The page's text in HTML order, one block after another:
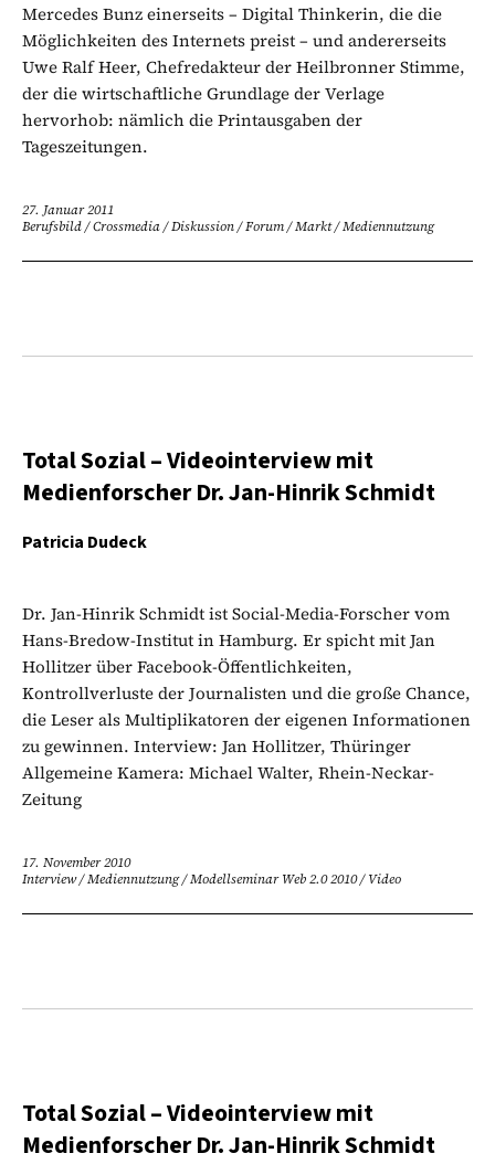
Mercedes Bunz einerseits – Digital Thinkerin, die die
Möglichkeiten des Internets preist – und andererseits
Uwe Ralf Heer, Chefredakteur der Heilbronner Stimme,
der die wirtschaftliche Grundlage der Verlage
hervorhob: nämlich die Printausgaben der
Tageszeitungen.
27. Januar 2011
Berufsbild/Crossmedia/Diskussion/Forum/Markt/Mediennutzung
Total Sozial – Videointerview mit
Medienforscher Dr. Jan-Hinrik Schmidt
Patricia Dudeck
Dr. Jan-Hinrik Schmidt ist Social-Media-Forscher vom
Hans-Bredow-Institut in Hamburg. Er spicht mit Jan
Hollitzer über Facebook-Öffentlichkeiten,
Kontrollverluste der Journalisten und die große Chance,
die Leser als Multiplikatoren der eigenen Informationen
zu gewinnen. Interview: Jan Hollitzer, Thüringer
Allgemeine Kamera: Michael Walter, Rhein-Neckar-
Zeitung
17. November 2010
Interview/Mediennutzung/Modellseminar Web 2.0 2010/Video
Total Sozial – Videointerview mit
Medienforscher Dr. Jan-Hinrik Schmidt